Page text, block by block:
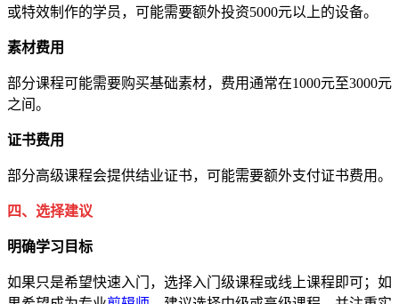
或特效制作的学员，可能需要额外投资5000元以上的设备。
素材费用
部分课程可能需要购买基础素材，费用通常在1000元至3000元
之间。
证书费用
部分高级课程会提供结业证书，可能需要额外支付证书费用。
四、选择建议
明确学习目标
如果只是希望快速入门，选择入门级课程或线上课程即可；如